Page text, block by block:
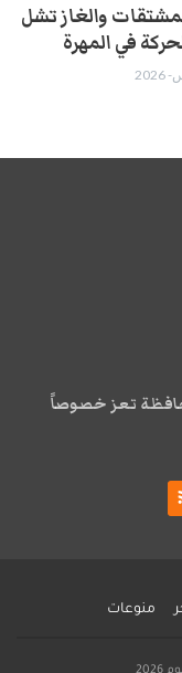
والغاز تشل
في المهرة
تعز خصوصاً
منوعات